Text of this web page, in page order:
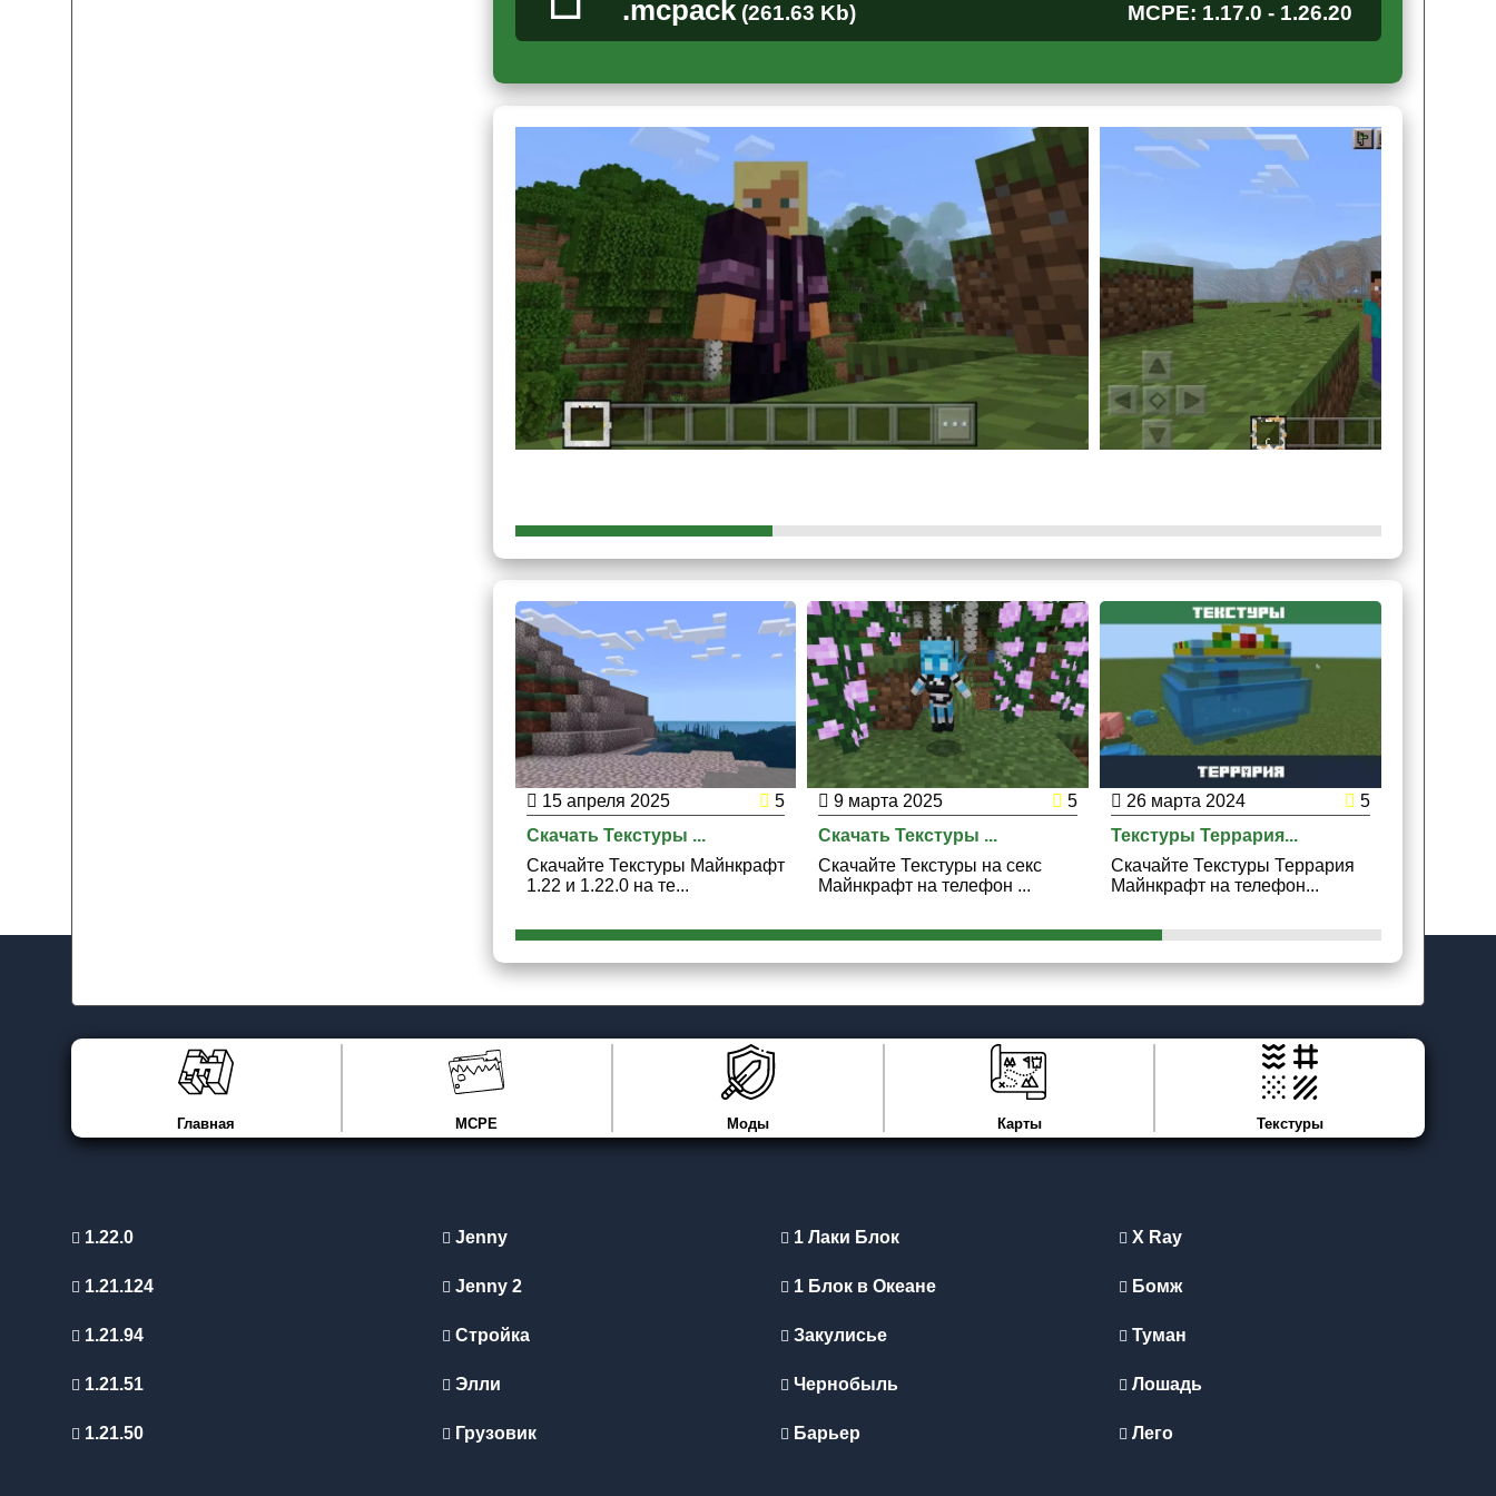
Теперь внешний вид обрамления предметов на поле быстрого доступа выглядит гораздо ярче и красивее.
Более того, так как выбранный слот будет иметь необычную полосатую рамку — это сделает игровой
процесс более привлекательным и интересным.
.mcpack(261.63 Kb) MCPE: 1.17.0 - 1.26.20
15 апреля 2025
5
Скачать Текстуры ...
Скачайте Текстуры Майнкрафт
1.22 и 1.22.0 на те...
9 марта 2025
5
Скачать Текстуры ...
Скачайте Текстуры на секс
Майнкрафт на телефон ...
26 марта 2024
5
Текстуры Террария...
Скачайте Текстуры Террария
Майнкрафт на телефон...
Главная MCPE Моды Карты Текстуры
1.22.0
1.21.124
1.21.94
1.21.51
1.21.50
Jenny
Jenny 2
Стройка
Элли
Грузовик
1 Лаки Блок
1 Блок в Океане
Закулисье
Чернобыль
Барьер
X Ray
Бомж
Туман
Лошадь
Лего